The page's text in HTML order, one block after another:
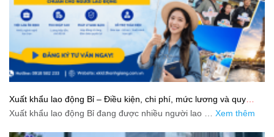
Xuất khẩu lao động Bỉ – Điều kiện, chi phí, mức lương và quy
trình chuẩn cho người lao động
Xuất khẩu lao động Bỉ đang được nhiều người lao … Xem thêm